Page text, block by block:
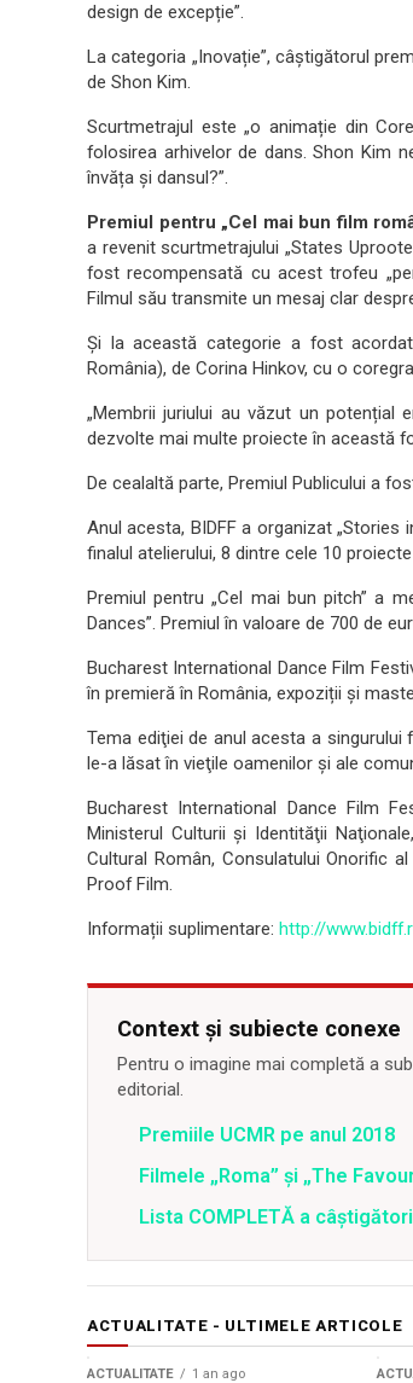
design de excepție”.
La categoria „Inovație”, câștigătorul
de Shon Kim.
Scurtmetrajul este „o animație din
folosirea arhivelor de dans. Shon Kim
învăța și dansul?”.
Premiul pentru „Cel mai bun film
a revenit scurtmetrajului „States
fost recompensată cu acest trofeu
Filmul său transmite un mesaj clar
Și la această categorie a fost
România), de Corina Hinkov, cu o
„Membrii juriului au văzut un potențial
dezvolte mai multe proiecte în această
De cealaltă parte, Premiul Publicului a
Anul acesta, BIDFF a organizat
finalul atelierului, 8 dintre cele 10
Premiul pentru „Cel mai bun pitch” a
Dances”. Premiul în valoare de 700 de
Bucharest International Dance Film
în premieră în România, expoziții și
Tema ediţiei de anul acesta a
le-a lăsat în vieţile oamenilor şi ale
Bucharest International Dance Film
Ministerul Culturii şi Identităţii
Cultural Român, Consulatului Onorific
Proof Film.
Informații suplimentare: http://
Context și subiecte conexe
Pentru o imagine mai completă a
editorial.
Premiile UCMR pe anul 2018
Filmele „Roma” şi „The
Lista COMPLETĂ a
ACTUALITATE - ULTIMELE ARTICOLE
ACTUALITATE 1 an ago